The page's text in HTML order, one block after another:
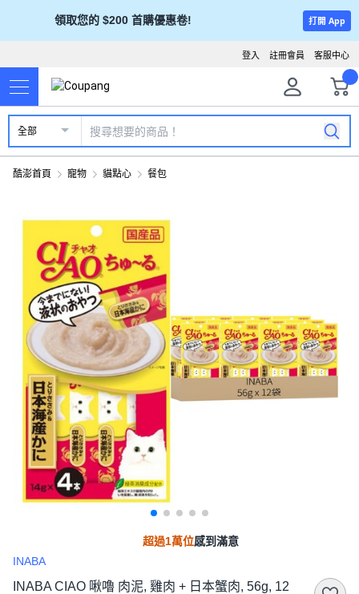
領取您的 $200 首購優惠卷! 打開 App
客服中心
註冊會員
登入
全部
酷澎首頁 寵物 貓點心 餐包
超過1萬位感到滿意
INABA
INABA CIAO 啾嚕 肉泥, 雞肉 + 日本蟹肉, 56g, 12